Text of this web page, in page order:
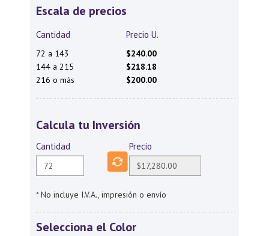
Escala de precios
Cantidad Precio U.
72 a 143
$240.00
144 a 215
$218.18
216 o más
$200.00
Calcula tu Inversión
Cantidad Precio
* No incluye I.V.A., impresión o envío
Selecciona el Color